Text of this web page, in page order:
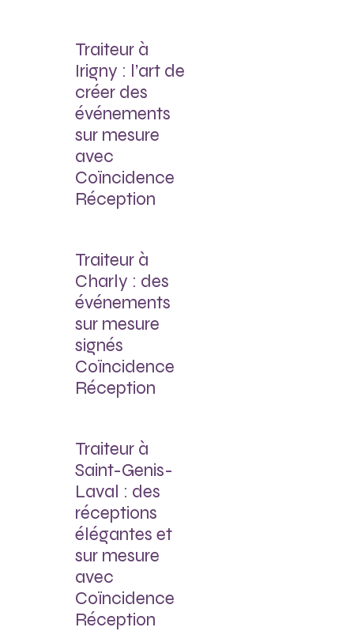
Traiteur à
Irigny : l’art de
créer des
événements
sur mesure
avec
Coïncidence
Réception
Traiteur à
Charly : des
événements
sur mesure
signés
Coïncidence
Réception
Traiteur à
Saint-Genis-
Laval : des
réceptions
élégantes et
sur mesure
avec
Coïncidence
Réception